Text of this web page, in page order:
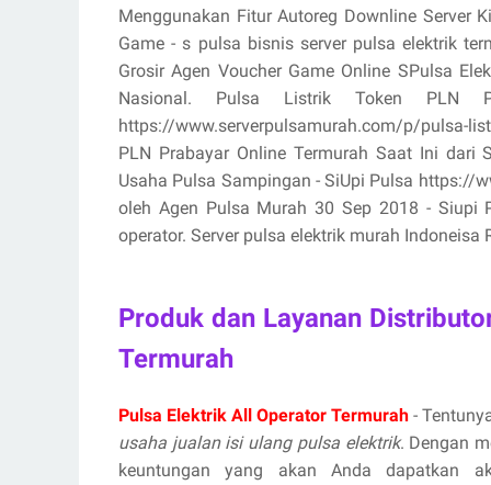
Menggunakan Fitur Autoreg Downline Server
Game - s pulsa bisnis server pulsa elektrik
Grosir Agen Voucher Game Online SPulsa
Nasional. Pulsa Listrik Token PLN
https://www.serverpulsamurah.com/p/pulsa-
PLN Prabayar Online Termurah Saat Ini dari
Usaha Pulsa Sampingan - SiUpi Pulsa https://
oleh Agen Pulsa Murah 30 Sep 2018 - Siupi
operator. Server pulsa elektrik murah Indoneisa
Produk dan Layanan
Termurah
Pulsa Elektrik All Operator Termurah -
usaha jualan isi ulang pulsa elektrik. Dengan
keuntungan yang akan Anda dapatkan